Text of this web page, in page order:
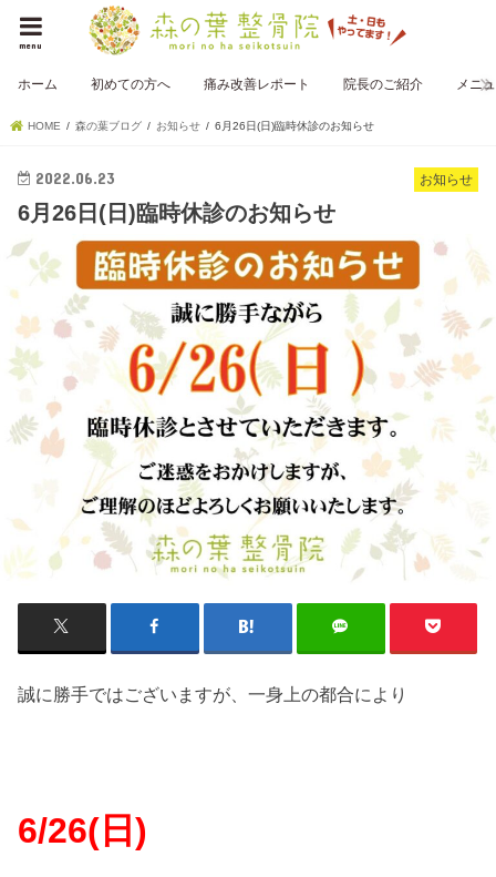
menu
ホーム 初めての方へ 痛み改善レポート 院長のご紹介 メニ
HOME 森の葉ブログ お知らせ 6月26日(日)臨時休診のお知らせ
お知らせ
2022.06.23
6月26日(日)臨時休診のお知らせ
誠に勝手ではございますが、一身上の都合により
6/26(日)